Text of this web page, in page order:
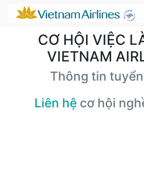
CƠ HỘI VIỆC
VIETNAM
Thông tin
Liên hệ cơ hội